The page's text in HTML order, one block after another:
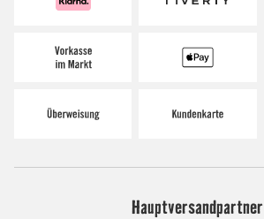
Hauptversandpartner